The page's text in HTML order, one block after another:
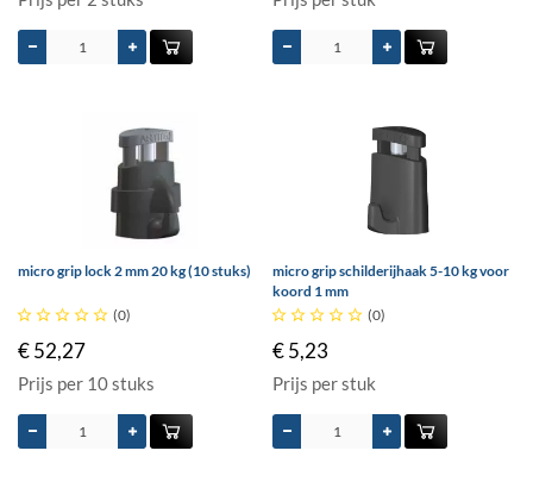
micro grip lock 2 mm 20 kg (10 stuks)
     (0)
€ 52,27
Prijs per 10 stuks
micro grip schilderijhaak 5-10 kg voor
koord 1 mm
     (0)
€ 5,23
Prijs per stuk